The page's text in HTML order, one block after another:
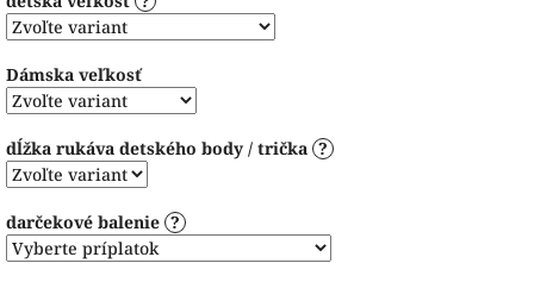
Dámska veľkosť
dĺžka rukáva detského body / trička ?
darčekové balenie ?